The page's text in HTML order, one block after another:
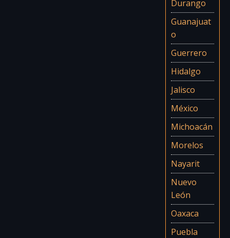
Durango
Guanajuat
o
Guerrero
Hidalgo
Jalisco
México
Michoacán
Morelos
Nayarit
Nuevo
León
Oaxaca
Puebla